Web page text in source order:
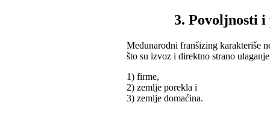
3. Povoljnosti
Međunarodni franšizing karakteriše
što su izvoz i direktno strano
1) firme,
2) zemlje porekla i
3) zemlje domaćina.